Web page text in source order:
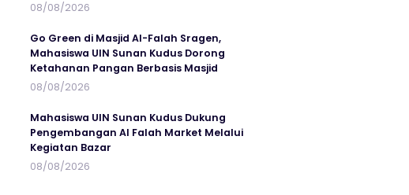
08/08/2026
Go Green di Masjid Al-Falah Sragen,
Mahasiswa UIN Sunan Kudus Dorong
Ketahanan Pangan Berbasis Masjid
08/08/2026
Mahasiswa UIN Sunan Kudus Dukung
Pengembangan Al Falah Market Melalui
Kegiatan Bazar
08/08/2026